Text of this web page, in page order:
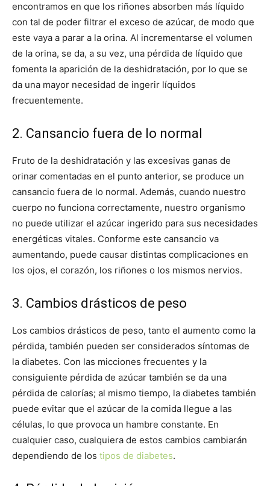
encontramos en que los riñones absorben más líquido
con tal de poder filtrar el exceso de azúcar, de modo que
este vaya a parar a la orina. Al incrementarse el volumen
de la orina, se da, a su vez, una pérdida de líquido que
fomenta la aparición de la deshidratación, por lo que se
da una mayor necesidad de ingerir líquidos
frecuentemente.
2. Cansancio fuera de lo normal
Fruto de la deshidratación y las excesivas ganas de
orinar comentadas en el punto anterior, se produce un
cansancio fuera de lo normal. Además, cuando nuestro
cuerpo no funciona correctamente, nuestro organismo
no puede utilizar el azúcar ingerido para sus necesidades
energéticas vitales. Conforme este cansancio va
aumentando, puede causar distintas complicaciones en
los ojos, el corazón, los riñones o los mismos nervios.
3. Cambios drásticos de peso
Los cambios drásticos de peso, tanto el aumento como la
pérdida, también pueden ser considerados síntomas de
la diabetes. Con las micciones frecuentes y la
consiguiente pérdida de azúcar también se da una
pérdida de calorías; al mismo tiempo, la diabetes también
puede evitar que el azúcar de la comida llegue a las
células, lo que provoca un hambre constante. En
cualquier caso, cualquiera de estos cambios cambiarán
dependiendo de los tipos de diabetes.